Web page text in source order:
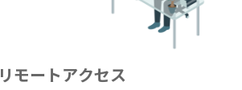
リモートアクセス